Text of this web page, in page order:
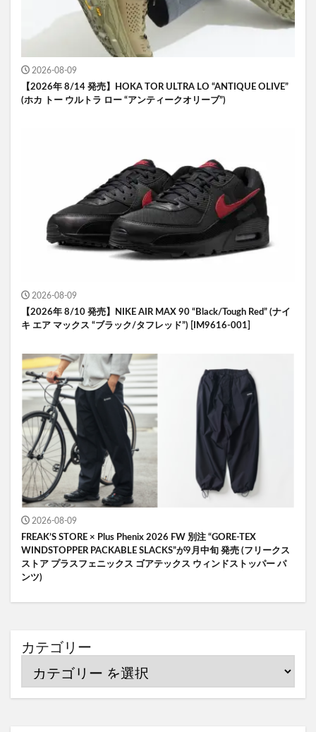
2026-08-09
【2026年 8/14 発売】HOKA TOR ULTRA LO “ANTIQUE OLIVE”
(ホカ トー ウルトラ ロー “アンティークオリーブ”)
2026-08-09
【2026年 8/10 発売】NIKE AIR MAX 90 “Black/Tough Red” (ナイ
キ エア マックス “ブラック/タフレッド”) [IM9616-001]
2026-08-09
FREAK’S STORE × Plus Phenix 2026 FW 別注 “GORE-TEX
WINDSTOPPER PACKABLE SLACKS”が9月中旬 発売 (フリークス
ストア プラスフェニックス ゴアテックス ウィンドストッパー パ
ンツ)
カテゴリー